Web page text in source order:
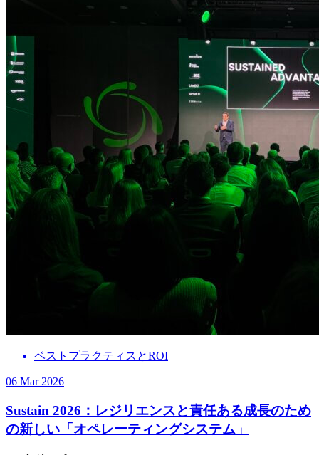
ベストプラクティスとROI
06 Mar 2026
Sustain 2026：レジリエンスと責任ある成長のため
の新しい「オペレーティングシステム」